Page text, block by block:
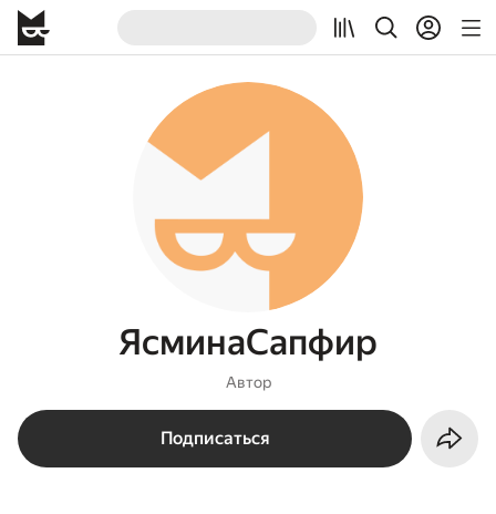
ЯсминаСапфир
Автор
Подписаться